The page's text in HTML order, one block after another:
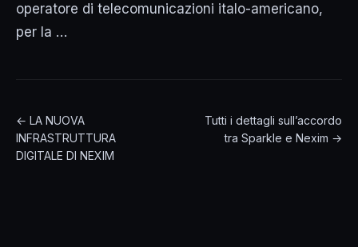
operatore di telecomunicazioni italo-americano,
per la …
← LA NUOVA
INFRASTRUTTURA
DIGITALE DI NEXIM
Tutti i dettagli sull’accordo
tra Sparkle e Nexim →